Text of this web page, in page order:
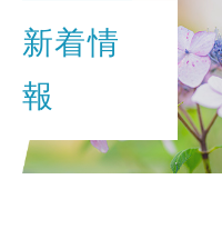
新着情
報